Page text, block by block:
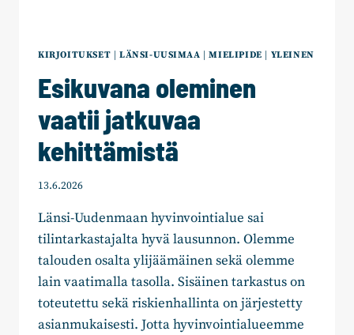
KIRJOITUKSET LÄNSI-UUSIMAA |MIELIPIDE YLEINEN
Esikuvana oleminen
vaatii jatkuvaa
kehittämistä
13.6.2026
Länsi-Uudenmaan hyvinvointialue sai
tilintarkastajalta hyvä lausunnon. Olemme
talouden osalta ylijäämäinen sekä olemme
lain vaatimalla tasolla. Sisäinen tarkastus on
toteutettu sekä riskienhallinta on järjestetty
asianmukaisesti. Jotta hyvinvointialueemme